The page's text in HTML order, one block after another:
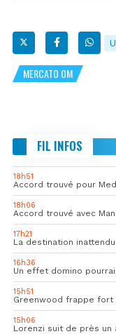
MERCATO OM
FIL INFOS
18h51
Accord trouvé pour
18h06
Accord trouvé avec
17h21
La destination
16h36
Un effet domino
15h51
15h06
Lorenzi suit de près un